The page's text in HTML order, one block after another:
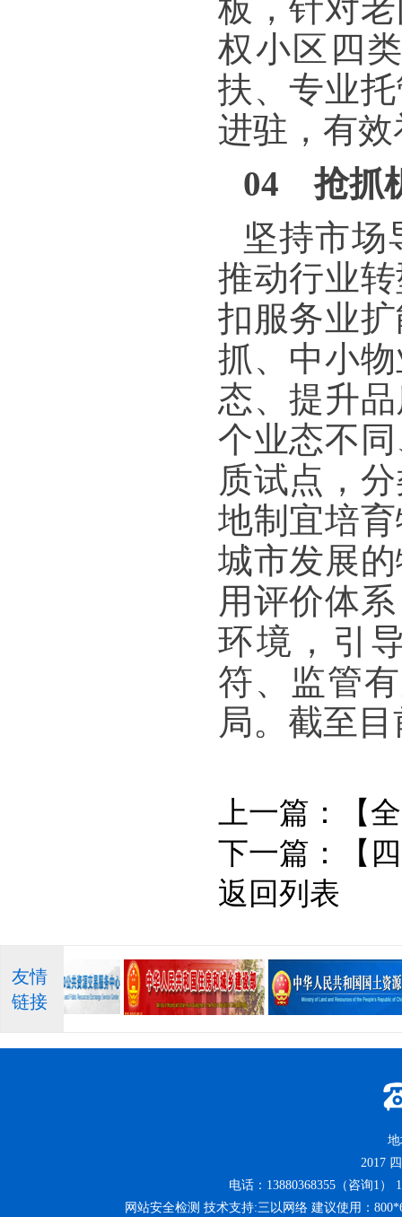
板，针对
权小区四
扶、专业
进驻，有
04 抢抓
坚持市场
推动行业
扣服务业
抓、中小
态、提升
个业态不
质试点，
地制宜培
城市发展
用评价体
环境，引
符、监管
局。截至
上一篇：
【
下一篇：
【
返回列表
友情
链接
2017
电话：13880368355（咨询1）
网站安全检测 技术支持:三以网络 建议使用：